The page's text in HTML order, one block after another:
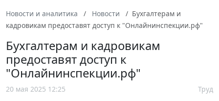
Новости и аналитика Новости
Бухгалтерам и
кадровикам предоставят доступ к "Онлайнинспекции.рф"
Бухгалтерам и кадровикам
предоставят доступ к
"Онлайнинспекции.рф"
20 мая 2025 12:25 Труд